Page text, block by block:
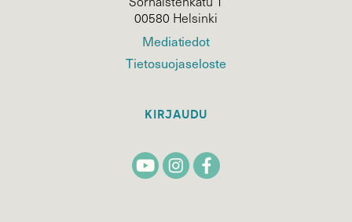
00580 Helsinki
Mediatiedot
Tietosuojaseloste
KIRJAUDU